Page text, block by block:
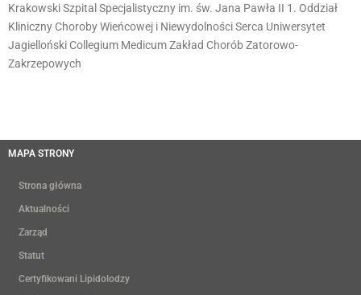
Krakowski Szpital Specjalistyczny im. św. Jana Pawła II 1. Oddział
Kliniczny Choroby Wieńcowej i Niewydolności Serca Uniwersytet
Jagielloński Collegium Medicum Zakład Chorób Zatorowo-
Zakrzepowych
MAPA STRONY
Strona główna
Aktualności
Zarząd
Statut
Certyfikowani Lipidolodzy